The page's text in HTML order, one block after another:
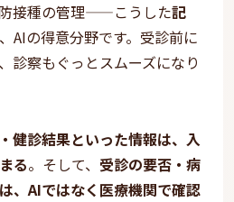
接種の管理——こうした記
AIの得意分野です。受診前に
診察もぐっとスムーズになり
健診結果といった情報は、入
る。そして、 受診の要否・病
、AIではなく医療機関で確認